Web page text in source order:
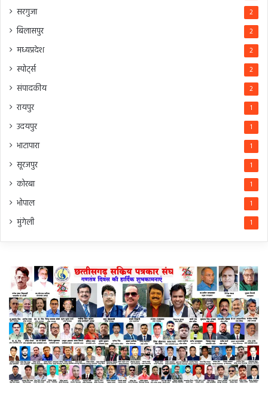
सरगुजा 2
बिलासपुर 2
मध्यप्रदेश 2
स्पोर्ट्स 2
संपादकीय 2
रायपुर 1
उदयपुर 1
भाटापारा 1
सूरजपुर 1
कोरबा 1
भोपाल 1
मुंगेली 1